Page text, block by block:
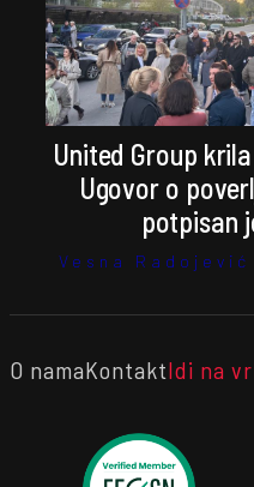
United Group
Ugovor o
potpisan
Vesna Radojević
O namaKontaktIdi na